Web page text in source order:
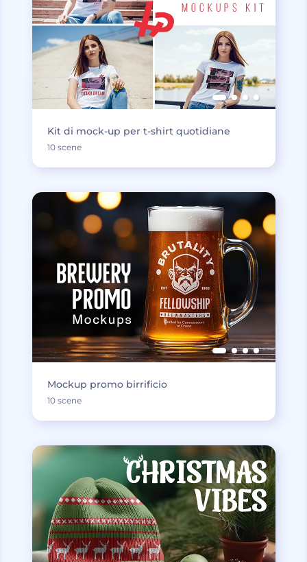
Kit di mock-up per t-shirt quotidiane
10 scene
Mockup promo birrificio
10 scene